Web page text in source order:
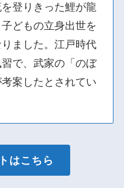
登りきった鯉が龍
どもの立身出世を
ました。江戸時代
で、武家の「のぼ
案したとされてい
はこちら